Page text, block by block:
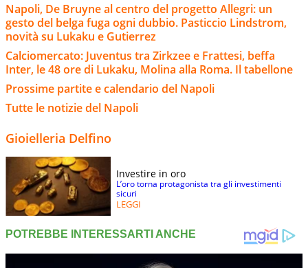
Napoli, De Bruyne al centro del progetto Allegri: un
gesto del belga fuga ogni dubbio. Pasticcio Lindstrom,
novità su Lukaku e Gutierrez
Calciomercato: Juventus tra Zirkzee e Frattesi, beffa
Inter, le 48 ore di Lukaku, Molina alla Roma. Il tabellone
Prossime partite e calendario del Napoli
Tutte le notizie del Napoli
Gioielleria Delfino
Investire in oro
L’oro torna protagonista tra gli investimenti
sicuri
LEGGI